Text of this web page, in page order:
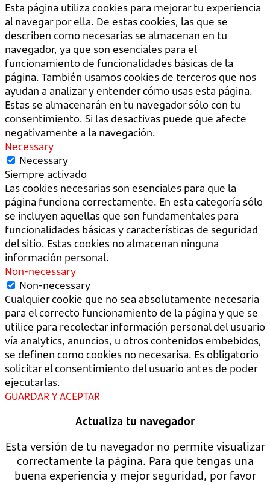
Esta página utiliza cookies para mejorar tu experiencia
al navegar por ella. De estas cookies, las que se
describen como necesarias se almacenan en tu
navegador, ya que son esenciales para el
funcionamiento de funcionalidades básicas de la
página. También usamos cookies de terceros que nos
ayudan a analizar y entender cómo usas esta página.
Estas se almacenarán en tu navegador sólo con tu
consentimiento. Si las desactivas puede que afecte
negativamente a la navegación.
Necessary
Necessary
Siempre activado
Las cookies necesarias son esenciales para que la
página funciona correctamente. En esta categoría sólo
se incluyen aquellas que son fundamentales para
funcionalidades básicas y características de seguridad
del sitio. Estas cookies no almacenan ninguna
información personal.
Non-necessary
Non-necessary
Cualquier cookie que no sea absolutamente necesaria
para el correcto funcionamiento de la página y que se
utilice para recolectar información personal del usuario
vía analytics, anuncios, u otros contenidos embebidos,
se definen como cookies no necesarisa. Es obligatorio
solicitar el consentimiento del usuario antes de poder
ejecutarlas.
GUARDAR Y ACEPTAR
Actualiza tu navegador
Esta versión de tu navegador no permite visualizar
correctamente la página. Para que tengas una
buena experiencia y mejor seguridad, por favor